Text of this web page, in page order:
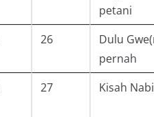
petani
26
Dulu
pernah
27 Kisah